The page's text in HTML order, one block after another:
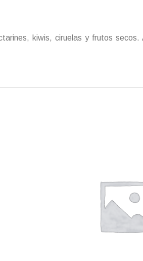
kiwis, ciruelas y frutos